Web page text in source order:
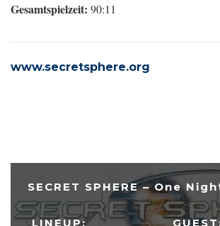
Gesamtspielzeit: 90:11
www.secretsphere.org
SECRET SPHERE – One
LINEUP: